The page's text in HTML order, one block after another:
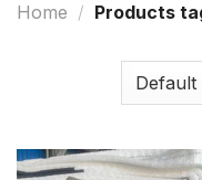
Home / Products